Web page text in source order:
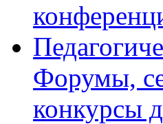
Форумы,
конкурсы